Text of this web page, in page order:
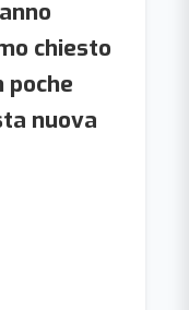
chiesto
poche
nuova